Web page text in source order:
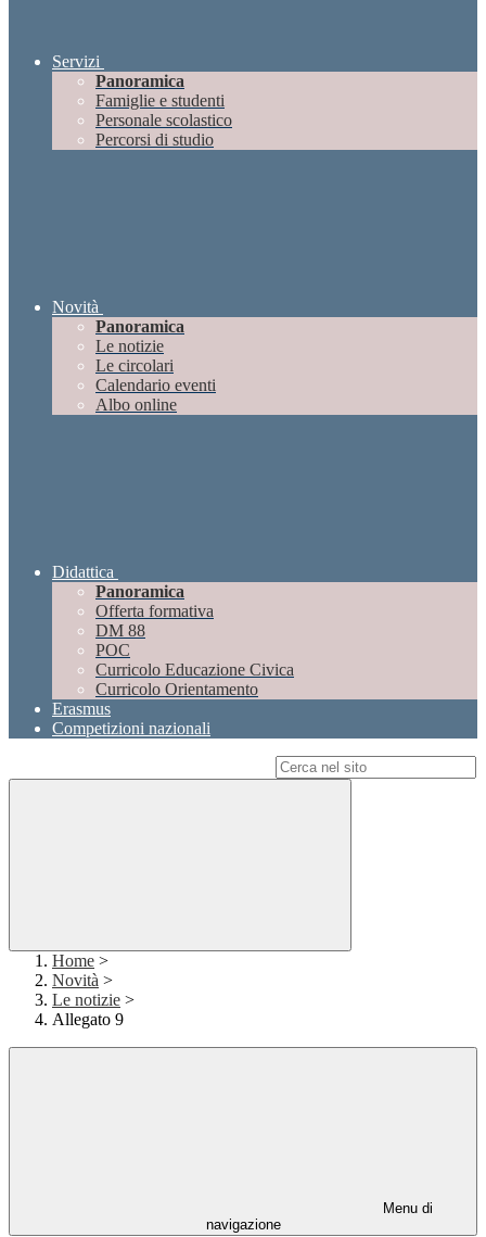
Servizi
Panoramica
Famiglie e studenti
Personale scolastico
Percorsi di studio
Novità
Panoramica
Le notizie
Le circolari
Calendario eventi
Albo online
Didattica
Panoramica
Offerta formativa
DM 88
POC
Curricolo Educazione Civica
Curricolo Orientamento
Erasmus
Competizioni nazionali
Home >
Novità >
Le notizie >
Allegato 9
Menu di
navigazione